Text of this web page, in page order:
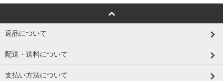
返品について
配送・送料について
支払い方法について